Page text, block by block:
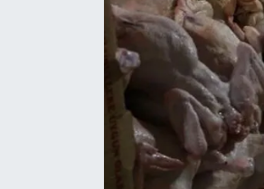
Koronavirüs
Kültür Sanat
Ne demişti